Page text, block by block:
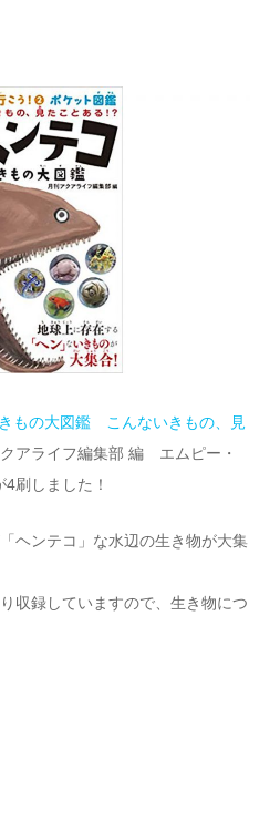
きもの大図鑑 こんないきもの、見
クアライフ編集部 編 エムピー・
刷しました！
ヘンテコ」な水辺の生き物が大集
収録していますので、生き物につ